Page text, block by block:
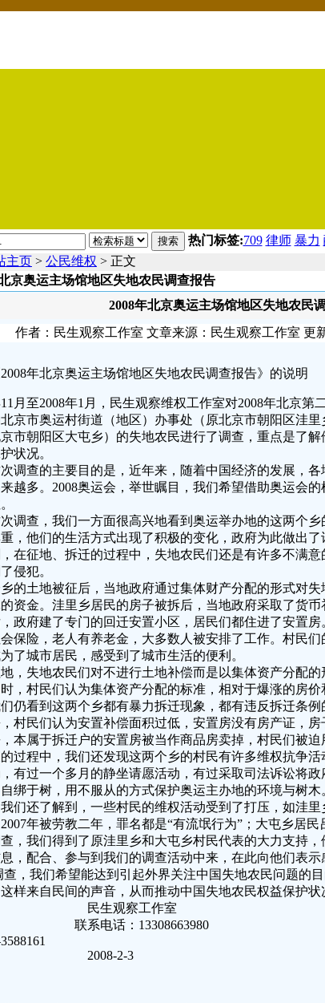
搜索 热门标签:709 律师 暴力
主页 > 公民维权 > 正文
京奥运主场馆地区失地农民调查报告
2008年北京奥运主场馆地区失地农民
作者：民生观察工作室 文章来源：民生观察工作室 更
年北京奥运主场馆地区失地农民调查报告》的说明
11月至2008年1月，民生观察维权工作室对2008年北京第
京市奥运村街道（地区）办事处（原北京市朝阳区洼
京市朝阳区大屯乡）的失地农民进行了调查，重点是了
状况。
调查的主要目的是，近年来，随着中国经济的发展，
越多。2008奥运会，举世瞩目，我们希望借助奥运会
调查，我们一方面很高兴地看到奥运举办地的这两个
，他们的生活方式出现了积极的变化，政府为此做出
在征地、拆迁的过程中，失地农民们还是有许多不满
侵犯。
的土地被征后，当地政府通过集体财产分配的形式对
资金。洼里乡居民的房子被拆后，当地政府采取了货
政府建了专门的回迁安置小区，居民们都住进了安置
保险，老人有养老金，大多数人被安排了工作。村民们
了城市居民，感受到了城市生活的便利。
，失地农民们对不进行土地补偿而是以集体资产分配
，村民们认为集体资产分配的标准，相对于爆涨的房
仍看到这两个乡都有暴力拆迁现象，都有违反拆迁条
村民们认为安置补偿面积过低，安置房没有房产证，
本属于拆迁户的安置房被当作商品房卖掉，村民们被迫
过程中，我们还发现这两个乡的村民有许多维权抗争
有过一个多月的静坐请愿活动，有过采取司法诉讼将
绑于树，用不服从的方式保护奥运主办地的环境与树木
们还了解到，一些村民的维权活动受到了打压，如洼
年被劳教二年，罪名都是“有流氓行为”；大屯乡居民
，我们得到了原洼里乡和大屯乡村民代表的大力支持
，配合、参与到我们的调查活动中来，在此向他们表示
查，我们希望能达到引起外界关注中国失地农民问题的
样来自民间的声音，从而推动中国失地农民权益保护状
观察工作室
电话：13308663980
2-3